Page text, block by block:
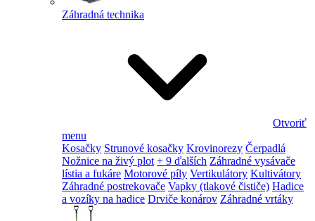
Záhradná technika
Otvoriť
menu
Kosačky Strunové kosačky Krovinorezy Čerpadlá
Nožnice na živý plot + 9 ďalších Záhradné vysávače
lístia a fukáre Motorové píly Vertikulátory Kultivátory
Záhradné postrekovače Vapky (tlakové čističe) Hadice
a vozíky na hadice Drviče konárov Záhradné vrtáky